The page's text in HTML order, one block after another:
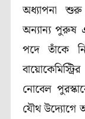
অধ্যাপনা
অন্যান্য পুরুষ
পদে তাঁকে
নোবেল
যৌথ উদ্যোগে